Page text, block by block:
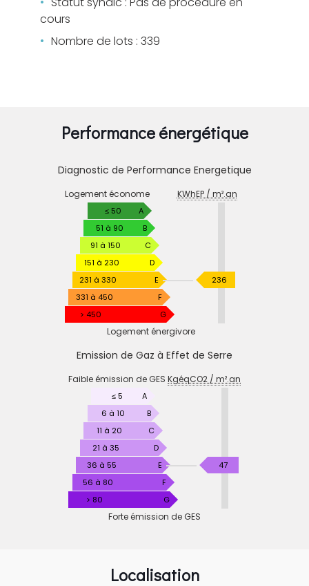
cours
Nombre de lots : 339
Performance énergétique
Diagnostic de Performance Energetique
DE
PERFORMANCE
ENERGETIQUE
Logement économe KWhEP / m².an
≤ 50
A
51 à 90
B
91 à 150
C
151 à 230
D
231 à 330
E
331 à 450
F
> 450
G
236
Logement énergivore
Emission de Gaz à Effet de Serre
DE
EFFET
SERRE
Faible émission de GES KgéqCO2 / m².an
≤ 5
A
6 à 10
B
11 à 20
C
21 à 35
D
36 à 55
E
56 à 80
F
> 80
G
47KgéqCO2
Forte émission de GES
Localisation